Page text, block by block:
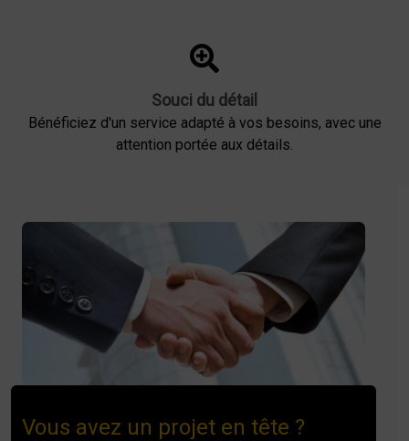
Souci du détail
Bénéficiez d'un service adapté à vos besoins, avec une
attention portée aux détails.
Vous avez un projet en tête ?